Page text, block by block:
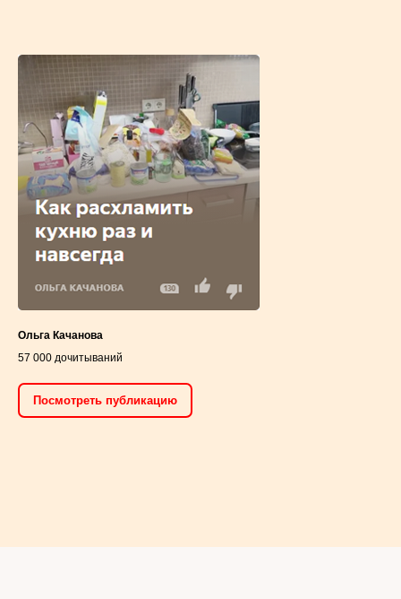
Бьюти-общежитие
23 000 дочитываний
Посмотреть публикацию